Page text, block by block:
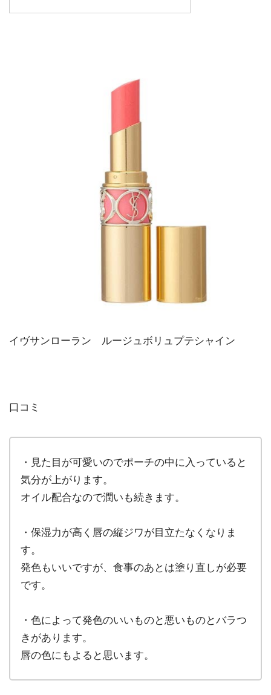
イヴサンローラン ルージュボリュプテシャイン
口コミ
・見た目が可愛いのでポーチの中に入っていると
気分が上がります。
オイル配合なので潤いも続きます。
・保湿力が高く唇の縦ジワが目立たなくなりま
す。
発色もいいですが、食事のあとは塗り直しが必要
です。
・色によって発色のいいものと悪いものとバラつ
きがあります。
唇の色にもよると思います。